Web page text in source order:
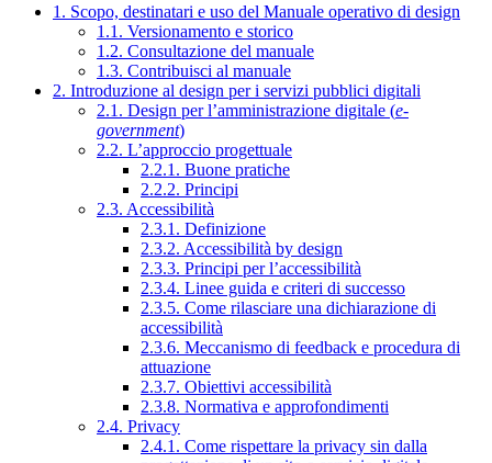
1. Scopo, destinatari e uso del Manuale operativo di design
1.1. Versionamento e storico
1.2. Consultazione del manuale
1.3. Contribuisci al manuale
2. Introduzione al design per i servizi pubblici digitali
2.1. Design per l’amministrazione digitale (e-
government)
2.2. L’approccio progettuale
2.2.1. Buone pratiche
2.2.2. Principi
2.3. Accessibilità
2.3.1. Definizione
2.3.2. Accessibilità by design
2.3.3. Principi per l’accessibilità
2.3.4. Linee guida e criteri di successo
2.3.5. Come rilasciare una dichiarazione di
accessibilità
2.3.6. Meccanismo di feedback e procedura di
attuazione
2.3.7. Obiettivi accessibilità
2.3.8. Normativa e approfondimenti
2.4. Privacy
2.4.1. Come rispettare la privacy sin dalla